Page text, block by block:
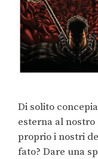
Di solito
esterna al
proprio i nostri
fato? Dare una